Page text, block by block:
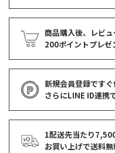
商品購入後、レビ
200ポイントプレゼ
新規会員登録です
さらにLINE ID連携
1配送先当たり
お買い上げで送料